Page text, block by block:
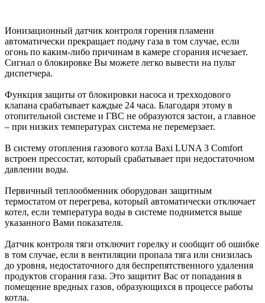
Ионизационный датчик контроля горения пламени
автоматически прекращает подачу газа в том случае, если
огонь по каким-либо причинам в камере сгорания исчезает.
Сигнал о блокировке Вы можете легко вывести на пульт
диспетчера.
Функция защиты от блокировки насоса и трехходового
клапана срабатывает каждые 24 часа. Благодаря этому в
отопительной системе и ГВС не образуются застои, а главное
– при низких температурах система не перемерзает.
В систему отопления газового котла Baxi LUNA 3 Comfort
встроен прессостат, который срабатывает при недостаточном
давлении воды.
Первичный теплообменник оборудован защитным
термостатом от перегрева, который автоматически отключает
котел, если температура воды в системе поднимется выше
указанного Вами показателя.
Датчик контроля тяги отключит горелку и сообщит об ошибке
в том случае, если в вентиляции пропала тяга или снизилась
до уровня, недостаточного для беспрепятственного удаления
продуктов сгорания газа. Это защитит Вас от попадания в
помещение вредных газов, образующихся в процессе работы
котла.